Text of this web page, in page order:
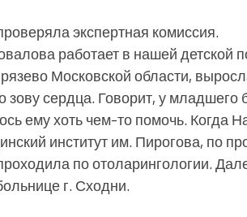
экспертная комиссия.
работает в нашей детской
Московской области,
сердца. Говорит, у младшего
ему хоть чем-то помочь. Когда
институт им. Пирогова, по
по отоларингологии.
г. Сходни.